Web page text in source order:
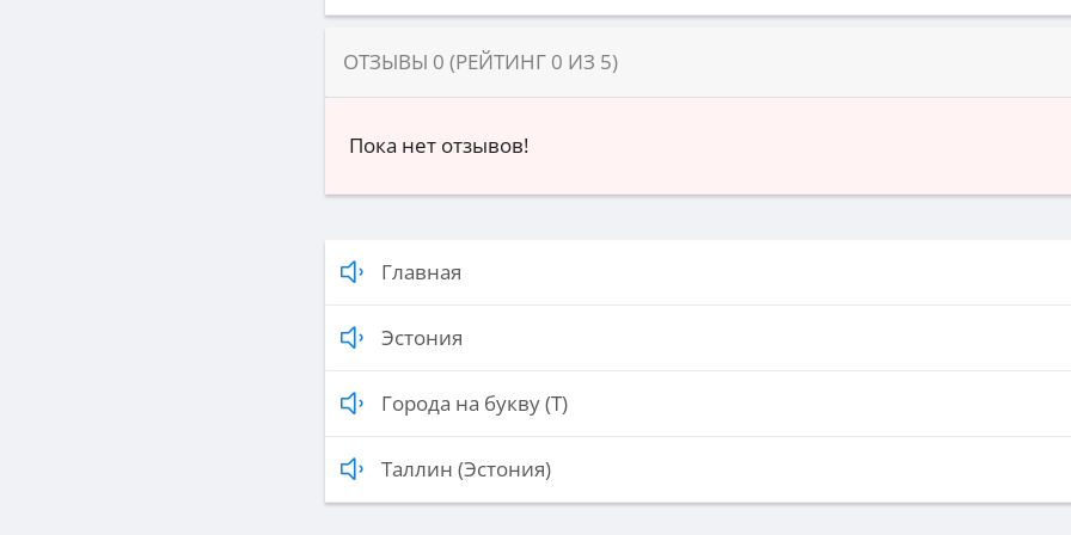
ОТЗЫВЫ 0 (РЕЙТИНГ 0 ИЗ 5)
Пока нет отзывов!
Главная
Эстония
Города на букву (Т)
Таллин (Эстония)